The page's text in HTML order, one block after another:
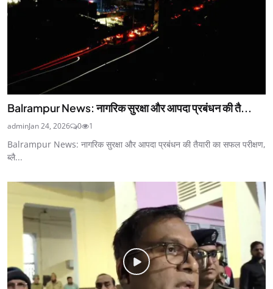
Balrampur News: नागरिक सुरक्षा और आपदा प्रबंधन की तै...
adminJan 24, 2026 0 1
Balrampur News: नागरिक सुरक्षा और आपदा प्रबंधन की तैयारी का सफल परीक्षण,
ब्लै...